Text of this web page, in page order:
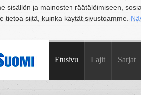
sisällön ja mainosten räätälöimiseen,
tietoa siitä, kuinka käytät sivustoamme.
Hämeenlinna Joensuu Jyväskylä Kouvola
Etusivu Lajit Sarjat